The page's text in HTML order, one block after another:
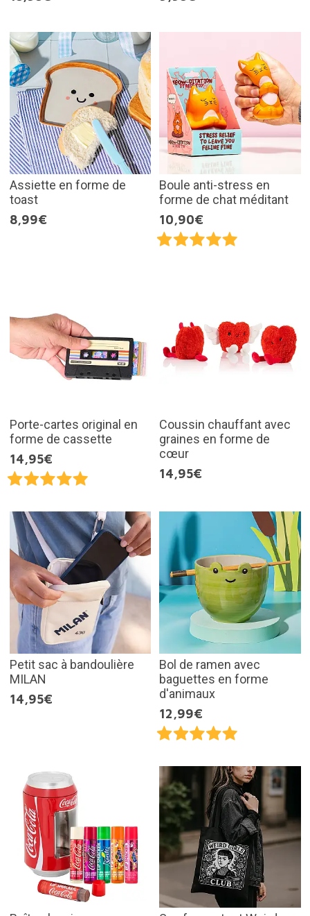
Assiette en forme de
toast
8,99€
Boule anti-stress en
forme de chat méditant
10,90€
Porte-cartes original en
forme de cassette
14,95€
Coussin chauffant avec
graines en forme de
cœur
14,95€
Petit sac à bandoulière
MILAN
14,95€
Bol de ramen avec
baguettes en forme
d'animaux
12,99€